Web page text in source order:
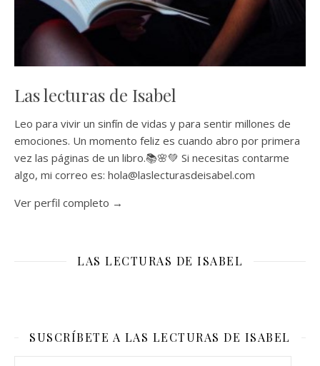
Las lecturas de Isabel
Leo para vivir un sinfín de vidas y para sentir millones de
emociones. Un momento feliz es cuando abro por primera
vez las páginas de un libro.📚🌸💚 Si necesitas contarme
algo, mi correo es: hola@laslecturasdeisabel.com
Ver perfil completo →
LAS LECTURAS DE ISABEL
SUSCRÍBETE A LAS LECTURAS DE ISABEL